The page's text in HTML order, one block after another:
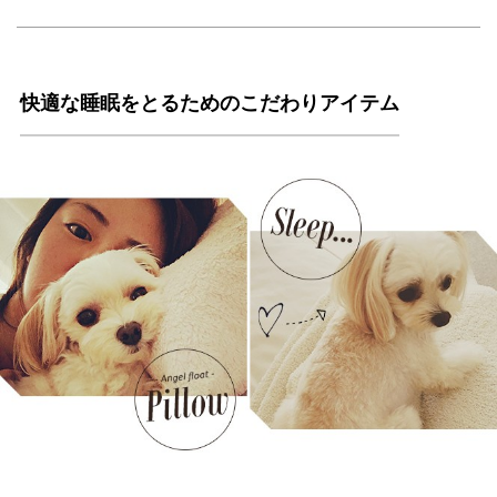
快適な睡眠をとるためのこだわりアイテム